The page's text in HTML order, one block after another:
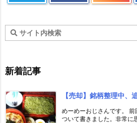
新着記事
【売却】銘柄整理中、
めーめーおじさんです。
ついて書きました。非常に